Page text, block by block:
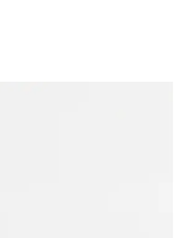
sind daher
eignen